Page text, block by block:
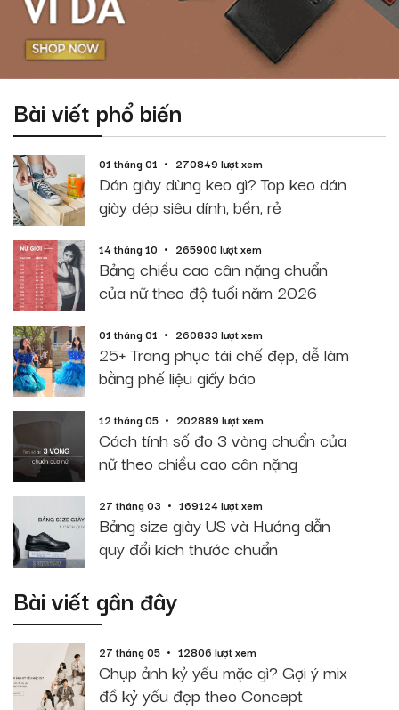
Bài viết phổ biến
01 tháng 01 270849 lượt xem
Dán giày dùng keo gì? Top keo dán
giày dép siêu dính, bền, rẻ
14 tháng 10 265900 lượt xem
Bảng chiều cao cân nặng chuẩn
của nữ theo độ tuổi năm 2026
01 tháng 01 260833 lượt xem
25+ Trang phục tái chế đẹp, dễ làm
bằng phế liệu giấy báo
12 tháng 05 202889 lượt xem
Cách tính số đo 3 vòng chuẩn của
nữ theo chiều cao cân nặng
27 tháng 03 169124 lượt xem
Bảng size giày US và Hướng dẫn
quy đổi kích thước chuẩn
Bài viết gần đây
27 tháng 05 12806 lượt xem
Chụp ảnh kỷ yếu mặc gì? Gợi ý mix
đồ kỷ yếu đẹp theo Concept